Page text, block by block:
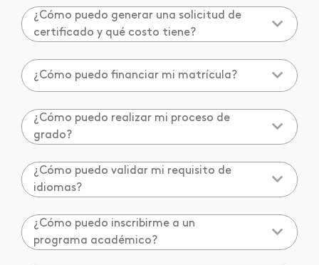
¿Cómo puedo generar una solicitud de
certificado y qué costo tiene?
¿Cómo puedo financiar mi matrícula?
¿Cómo puedo realizar mi proceso de
grado?
¿Cómo puedo validar mi requisito de
idiomas?
¿Cómo puedo inscribirme a un
programa académico?